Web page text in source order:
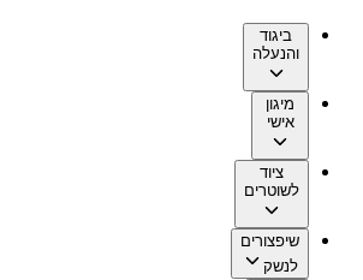
ביגוד
והנעלה
מיגון
אישי
ציוד
לשוטרים
שיפצורים
לנשק